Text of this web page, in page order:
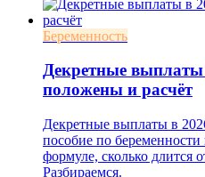
Беременность
Декретные выплаты
положены и расчёт
Декретные выплаты в
пособие по беременности
формуле, сколько длится
Разбираемся.